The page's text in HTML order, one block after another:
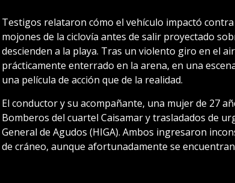
Testigos relataron cómo el vehículo impactó
mojones de la ciclovía antes de salir proyectado
descienden a la playa. Tras un violento giro en el
prácticamente enterrado en la arena, en una
una película de acción que de la realidad.
El conductor y su acompañante, una mujer de 27
Bomberos del cuartel Caisamar y trasladados de
General de Agudos (HIGA). Ambos ingresaron
de cráneo, aunque afortunadamente se